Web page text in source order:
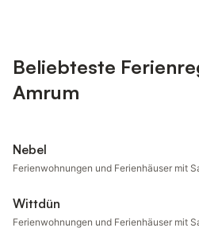
Beliebteste
Amrum
Nebel
Ferienwohnungen und Ferienhäuser mit
Wittdün
Ferienwohnungen und Ferienhäuser mit